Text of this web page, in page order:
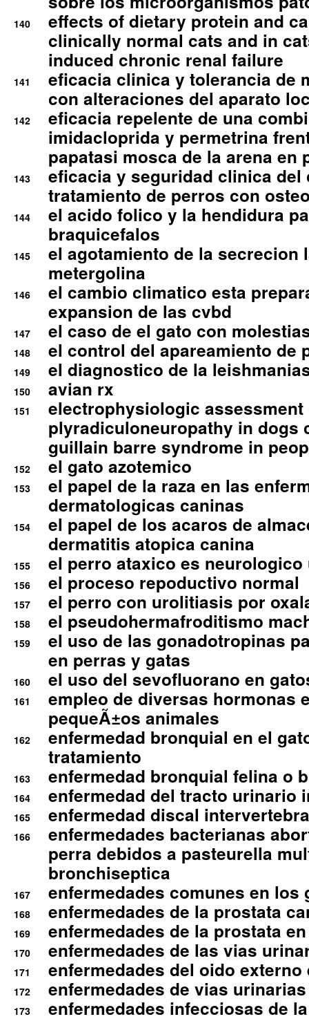
140
effects of dietary protein and
clinically normal cats and in
induced chronic renal failure
141
eficacia clinica y tolerancia de
con alteraciones del aparato
142
eficacia repelente de una
imidacloprida y permetrina
papatasi mosca de la arena en
143
eficacia y seguridad clinica del
tratamiento de perros con
144
el acido folico y la hendidura
braquicefalos
145
el agotamiento de la secrecion
metergolina
146
el cambio climatico esta
expansion de las cvbd
147 el caso de el gato con
148 el control del apareamiento de
149 el diagnostico de la
150 avian rx
151
electrophysiologic assessment
plyradiculoneuropathy in dogs
guillain barre syndrome in
152 el gato azotemico
153
el papel de la raza en las
dermatologicas caninas
154
el papel de los acaros de
dermatitis atopica canina
155 el perro ataxico es
156 el proceso repoductivo normal
157 el perro con urolitiasis por
158 el pseudohermafroditismo
159
el uso de las gonadotropinas
en perras y gatas
160 el uso del sevofluorano en
161
empleo de diversas hormonas
pequeÃ±os animales
162
enfermedad bronquial en el
tratamiento
163 enfermedad bronquial felina o
164 enfermedad del tracto urinario
165 enfermedad discal
166
enfermedades bacterianas
perra debidos a pasteurella
bronchiseptica
167 enfermedades comunes en los
168 enfermedades de la prostata
169 enfermedades de la prostata
170 enfermedades de las vias
171 enfermedades del oido
172 enfermedades de vias
173 enfermedades infecciosas de